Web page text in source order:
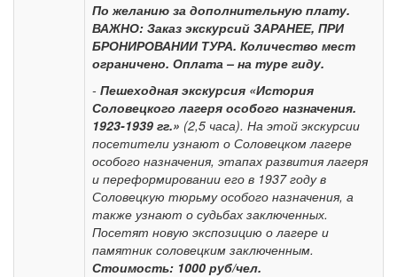
По желанию за дополнительную плату.
ВАЖНО: Заказ экскурсий ЗАРАНЕЕ, ПРИ
БРОНИРОВАНИИ ТУРА. Количество мест
ограничено. Оплата – на туре гиду.
- Пешеходная экскурсия «История
Соловецкого лагеря особого назначения.
1923-1939 гг.» (2,5 часа). На этой экскурсии
посетители узнают о Соловецком лагере
особого назначения, этапах развития лагеря
и переформировании его в 1937 году в
Соловецкую тюрьму особого назначения, а
также узнают о судьбах заключенных.
Посетят новую экспозицию о лагере и
памятник соловецким заключенным.
Стоимость: 1000 руб/чел.